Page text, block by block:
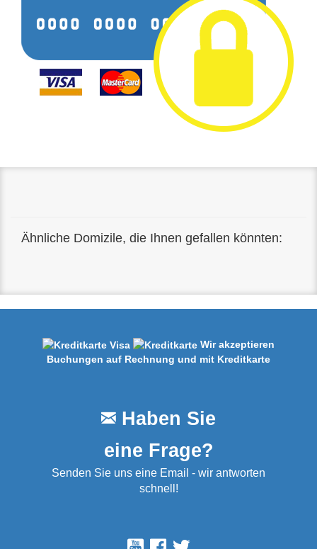
Ähnliche Domizile, die Ihnen gefallen könnten:
Wir akzeptieren
Buchungen auf Rechnung und mit Kreditkarte
Haben Sie
eine Frage?
Senden Sie uns eine Email - wir antworten
schnell!